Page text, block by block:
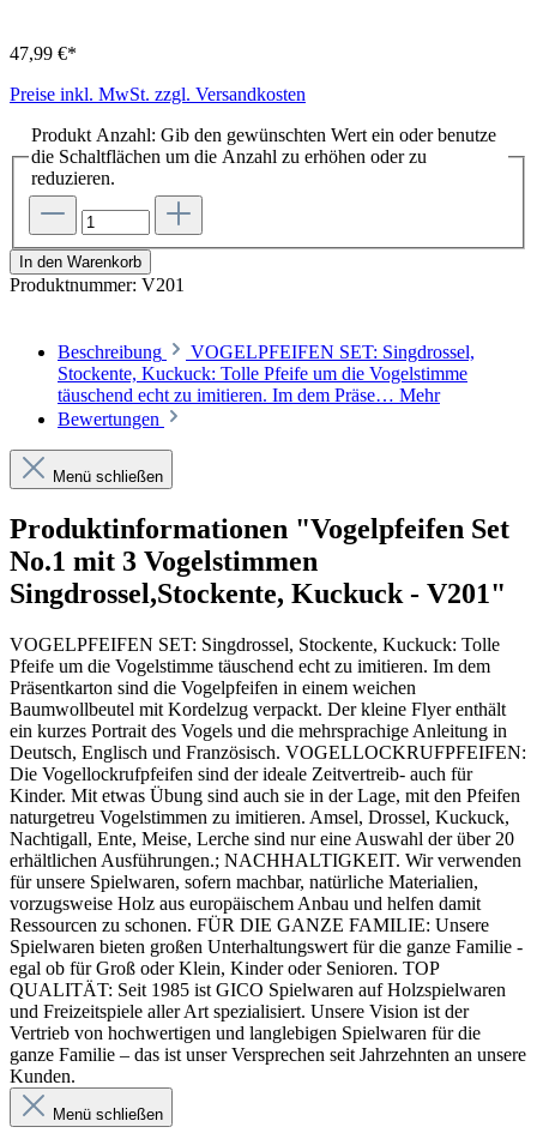
47,99 €*
Preise inkl. MwSt. zzgl. Versandkosten
Produkt Anzahl: Gib den gewünschten Wert ein oder benutze
die Schaltflächen um die Anzahl zu erhöhen oder zu
reduzieren.
In den Warenkorb
Produktnummer: V201
Beschreibung
VOGELPFEIFEN SET: Singdrossel,
Stockente, Kuckuck: Tolle Pfeife um die Vogelstimme
täuschend echt zu imitieren. Im dem Präse… Mehr
Bewertungen
Menü schließen
Produktinformationen "Vogelpfeifen Set
No.1 mit 3 Vogelstimmen
Singdrossel,Stockente, Kuckuck - V201"
VOGELPFEIFEN SET: Singdrossel, Stockente, Kuckuck: Tolle
Pfeife um die Vogelstimme täuschend echt zu imitieren. Im dem
Präsentkarton sind die Vogelpfeifen in einem weichen
Baumwollbeutel mit Kordelzug verpackt. Der kleine Flyer enthält
ein kurzes Portrait des Vogels und die mehrsprachige Anleitung in
Deutsch, Englisch und Französisch. VOGELLOCKRUFPFEIFEN:
Die Vogellockrufpfeifen sind der ideale Zeitvertreib- auch für
Kinder. Mit etwas Übung sind auch sie in der Lage, mit den Pfeifen
naturgetreu Vogelstimmen zu imitieren. Amsel, Drossel, Kuckuck,
Nachtigall, Ente, Meise, Lerche sind nur eine Auswahl der über 20
erhältlichen Ausführungen.; NACHHALTIGKEIT. Wir verwenden
für unsere Spielwaren, sofern machbar, natürliche Materialien,
vorzugsweise Holz aus europäischem Anbau und helfen damit
Ressourcen zu schonen. FÜR DIE GANZE FAMILIE: Unsere
Spielwaren bieten großen Unterhaltungswert für die ganze Familie -
egal ob für Groß oder Klein, Kinder oder Senioren. TOP
QUALITÄT: Seit 1985 ist GICO Spielwaren auf Holzspielwaren
und Freizeitspiele aller Art spezialisiert. Unsere Vision ist der
Vertrieb von hochwertigen und langlebigen Spielwaren für die
ganze Familie – das ist unser Versprechen seit Jahrzehnten an unsere
Kunden.
Menü schließen